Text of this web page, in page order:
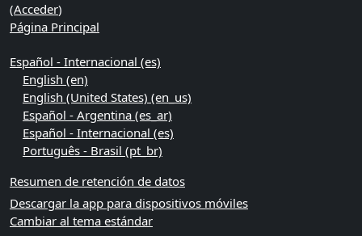
(Acceder)
Página Principal
Español - Internacional ‎(es)‎
English ‎(en)‎
English (United States) ‎(en_us)‎
Español - Argentina ‎(es_ar)‎
Español - Internacional ‎(es)‎
Português - Brasil ‎(pt_br)‎
Resumen de retención de datos
Descargar la app para dispositivos móviles
Cambiar al tema estándar